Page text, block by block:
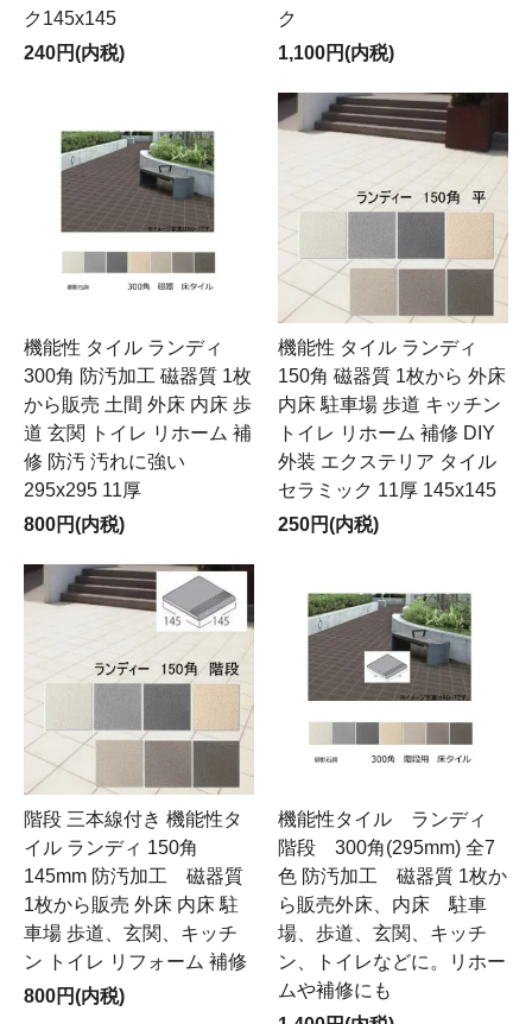
ク145x145
240円(内税)
ク
1,100円(内税)
機能性 タイル ランディ
300角 防汚加工 磁器質 1枚
から販売 土間 外床 内床 歩
道 玄関 トイレ リホーム 補
修 防汚 汚れに強い
295x295 11厚
800円(内税)
機能性 タイル ランディ
150角 磁器質 1枚から 外床
内床 駐車場 歩道 キッチン
トイレ リホーム 補修 DIY
外装 エクステリア タイル
セラミック 11厚 145x145
250円(内税)
階段 三本線付き 機能性タ
イル ランディ 150角
145mm 防汚加工 磁器質
1枚から販売 外床 内床 駐
車場 歩道、玄関、キッチ
ン トイレ リフォーム 補修
800円(内税)
機能性タイル ランディ
階段 300角(295mm) 全7
色 防汚加工 磁器質 1枚か
ら販売外床、内床 駐車
場、歩道、玄関、キッチ
ン、トイレなどに。リホー
ムや補修にも